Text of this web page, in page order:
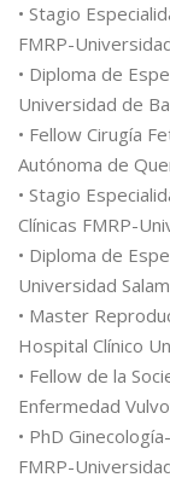
• Stagio
FMRP-
• Diploma de
Universidad de
• Fellow Cirugía
Autónoma de
• Stagio
Clínicas FMRP-
• Diploma de
Universidad
• Master
Hospital Clínico
• Fellow de la
Enfermedad
• PhD
FMRP-